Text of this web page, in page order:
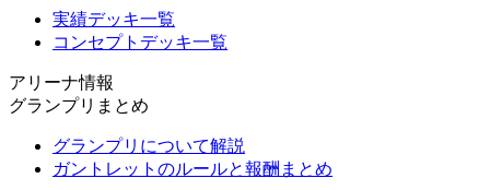
実績デッキ一覧
コンセプトデッキ一覧
アリーナ情報
グランプリまとめ
グランプリについて解説
ガントレットのルールと報酬まとめ